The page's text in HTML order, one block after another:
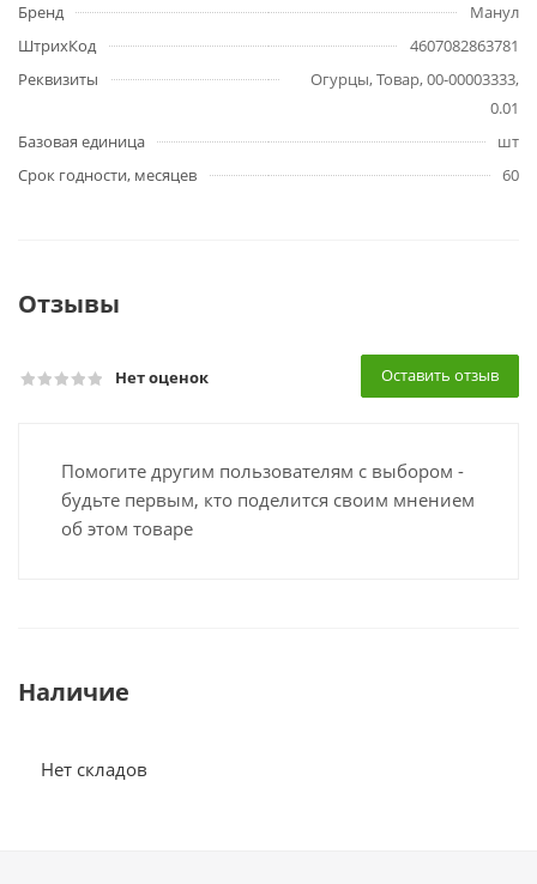
Бренд
Манул
ШтрихКод
4607082863781
Реквизиты
Огурцы, Товар, 00-00003333,
0.01
Базовая единица
шт
Срок годности, месяцев
60
Отзывы
Нет оценок Оставить отзыв
Помогите другим пользователям с выбором -
будьте первым, кто поделится своим мнением
об этом товаре
Наличие
Нет складов